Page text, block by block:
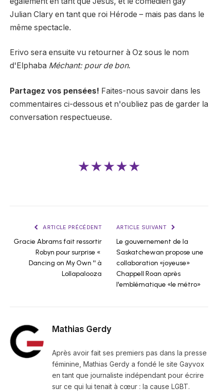
Julian Clary en tant que roi Hérode – mais pas dans le
même spectacle.
Erivo sera ensuite vu retourner à Oz sous le nom
d'Elphaba Méchant: pour de bon.
Partagez vos pensées! Faites-nous savoir dans les
commentaires ci-dessous et n'oubliez pas de garder la
conversation respectueuse.
★★★★★
ARTICLE PRÉCÉDENT
Gracie Abrams fait ressortir
Robyn pour surprise «
Dancing on My Own '' à
Lollapalooza
ARTICLE SUIVANT
Le gouvernement de la
Saskatchewan propose une
collaboration «joyeuse»
Chappell Roan après
l'emblématique «le métro»
Mathias Gerdy
Après avoir fait ses premiers pas dans la presse
féminine, Mathias Gerdy a fondé le site Gayvox
en tant que journaliste indépendant pour écrire
sur ce qui lui tenait à cœur : la cause LGBT.